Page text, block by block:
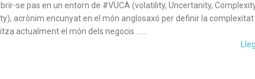
se pas en un entorn de #VUCA (volatility, Uncertanity,
acrònim encunyat en el món anglosaxó per definir la complexitat
actualment el món dels negocis ……